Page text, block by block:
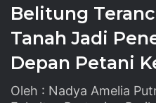
Belitung
Tanah Jadi
Depan Petani
Oleh : Nadya Amelia